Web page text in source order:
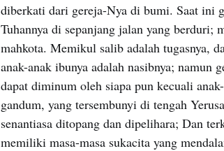
diberkati dari gereja-Nya di bumi. Saat ini
Tuhannya di sepanjang jalan yang berduri;
mahkota. Memikul salib adalah tugasnya,
anak-anak ibunya adalah nasibnya;
dapat diminum oleh siapa pun kecuali
gandum, yang tersembunyi di tengah
senantiasa ditopang dan dipelihara; Dan
memiliki masa-masa sukacita yang